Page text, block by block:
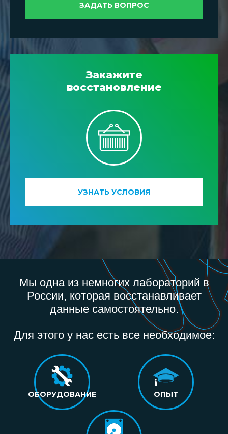
ЗАДАТЬ ВОПРОС
Закажите
восстановление
УЗНАТЬ УСЛОВИЯ
Мы одна из немногих лабораторий в
России, которая восстанавливает
данные самостоятельно.
Для этого у нас есть все необходимое:
ОБОРУДОВАНИЕ ОПЫТ